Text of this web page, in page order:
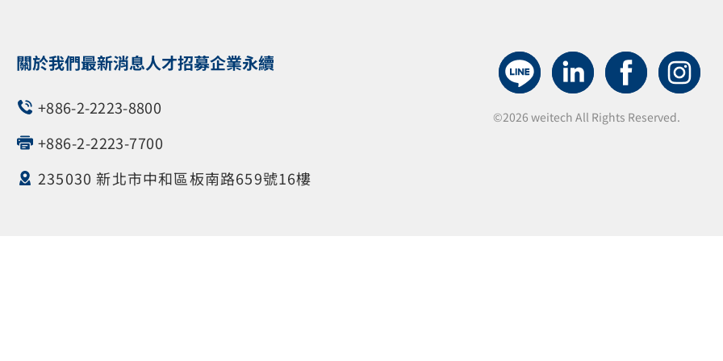
©2026 weitech All Rights Reserved.
關於我們最新消息人才招募企業永續
+886-2-2223-8800
+886-2-2223-7700
235030 新北市中和區板南路659號16樓